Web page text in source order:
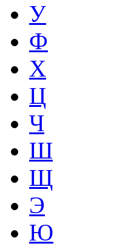
У
Ф
Х
Ц
Ч
Ш
Щ
Э
Ю